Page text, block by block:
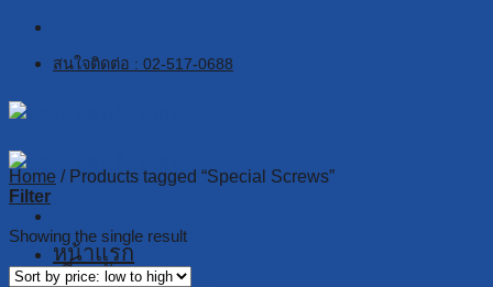
Skip
contentสนใจติดต่อ : 02-517-0688
หน้าแรก
เกี่ยวกับเรา
Home /Products tagged “Special Screws”
Filter
Showing the single result